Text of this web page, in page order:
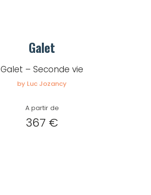
Galet
Galet – Seconde vie
by Luc Jozancy
A partir de
367 €